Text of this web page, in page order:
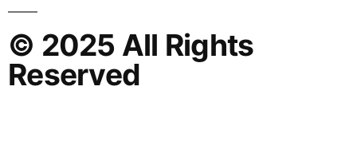
© 2025 All Rights
Reserved